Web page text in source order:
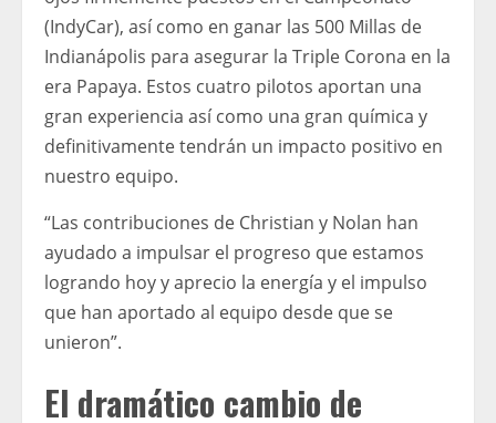
(IndyCar), así como en ganar las 500 Millas de
Indianápolis para asegurar la Triple Corona en la
era Papaya. Estos cuatro pilotos aportan una
gran experiencia así como una gran química y
definitivamente tendrán un impacto positivo en
nuestro equipo.
“Las contribuciones de Christian y Nolan han
ayudado a impulsar el progreso que estamos
logrando hoy y aprecio la energía y el impulso
que han aportado al equipo desde que se
unieron”.
El dramático cambio de